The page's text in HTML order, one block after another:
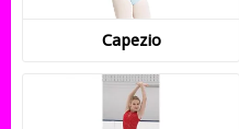
Capezio